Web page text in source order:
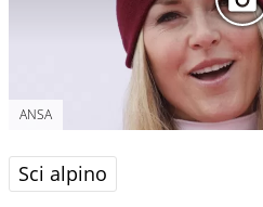
ANSA
Sci alpino